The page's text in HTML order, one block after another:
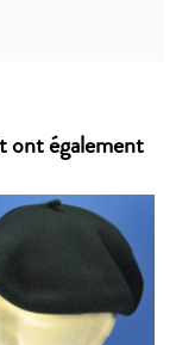
ont également